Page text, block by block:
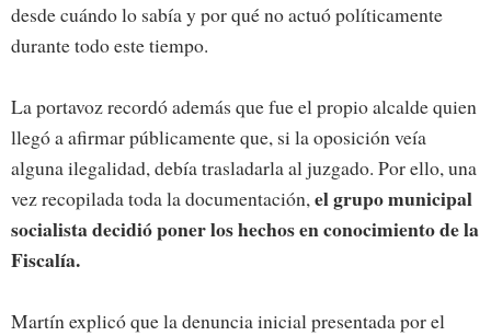
desde cuándo lo sabía y por qué no actuó políticamente
durante todo este tiempo.
La portavoz recordó además que fue el propio alcalde quien
llegó a afirmar públicamente que, si la oposición veía
alguna ilegalidad, debía trasladarla al juzgado. Por ello, una
vez recopilada toda la documentación,el grupo municipal
socialista decidió poner los hechos en conocimiento de la
Fiscalía.
Martín explicó que la denuncia inicial presentada por el